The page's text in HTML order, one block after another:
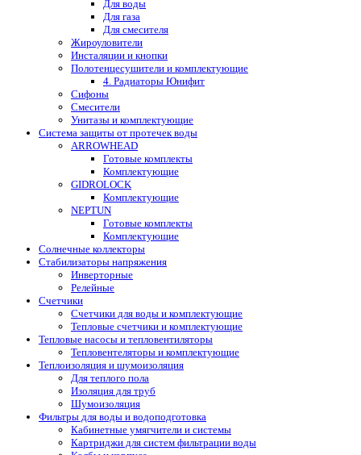
Для воды
Для газа
Для смесителя
Жироуловители
Инсталяции и кнопки
Полотенцесушители и комплектующие
4. Радиаторы Юнифит
Сифоны
Смесители
Унитазы и комплектующие
Система защиты от протечек воды
ARROWHEAD
Готовые комплекты
Комплектующие
GIDROLOCK
Комплектующие
NEPTUN
Готовые комплекты
Комплектующие
Солнечные коллекторы
Стабилизаторы напряжения
Инверторные
Релейные
Счетчики
Счетчики для воды и комплектующие
Тепловые счетчики и комплектующие
Тепловые насосы и тепловентиляторы
Тепловентеляторы и комплектующие
Теплоизоляция и шумоизоляция
Для теплого пола
Изоляция для труб
Шумоизоляция
Фильтры для воды и водоподготовка
Кабинетные умягчители и системы
Картриджи для систем фильтрации воды